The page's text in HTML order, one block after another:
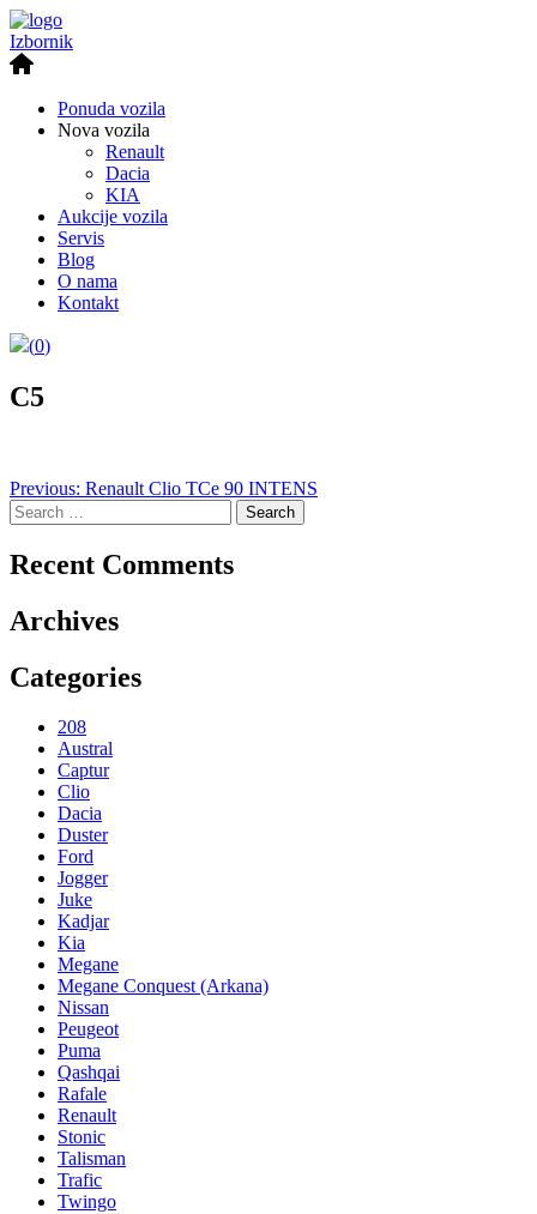
Izbornik
Ponuda vozila
Nova vozila
Renault
Dacia
KIA
Aukcije vozila
Servis
Blog
O nama
Kontakt
(0)
C5
Post
navigation
Previous: Renault Clio TCe 90 INTENS
Search
for:
Recent Comments
Archives
Categories
208
Austral
Captur
Clio
Dacia
Duster
Ford
Jogger
Juke
Kadjar
Kia
Megane
Megane Conquest (Arkana)
Nissan
Peugeot
Puma
Qashqai
Rafale
Renault
Stonic
Talisman
Trafic
Twingo